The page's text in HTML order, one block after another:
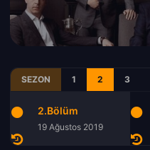
SEZON 1 2 3
2.Bölüm
19 Ağustos 2019